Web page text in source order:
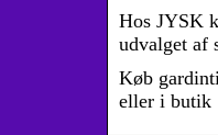
Hos JYSK
udvalget af
Køb
eller i butik